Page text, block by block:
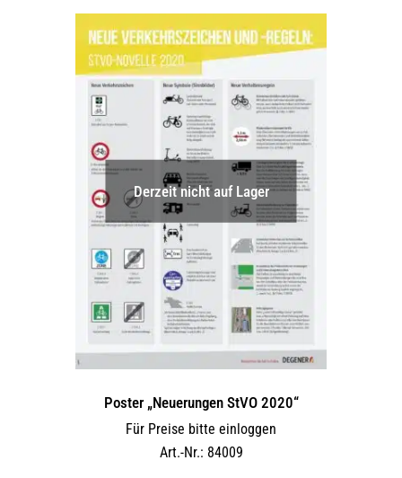
Varianten
auf.
Optionen
können
auf
der
Produktseite
gewählt
werden
Derzeit nicht auf Lager
Poster „Neuerungen StVO 2020“
Für Preise bitte einloggen
Art.-Nr.: 84009